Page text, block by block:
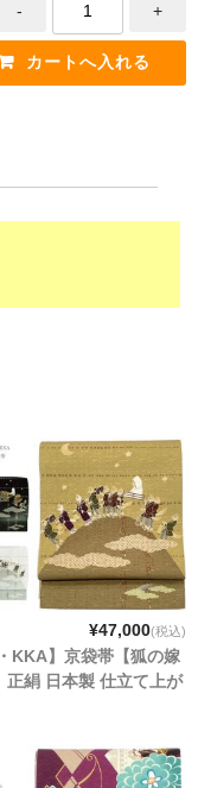
¥47,000(税込)
・KKA】京袋帯【狐の嫁
正絹 日本製 仕立て上が